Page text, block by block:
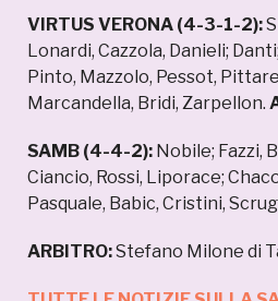
VIRTUS VERONA (4-3-1-2):
Lonardi, Cazzola, Danieli;
Pinto, Mazzolo, Pessot,
Marcandella, Bridi, Zarpellon.
SAMB (4-4-2): Nobile; Fazzi,
Ciancio, Rossi, Liporace;
Pasquale, Babic, Cristini,
ARBITRO:Stefano Milone di